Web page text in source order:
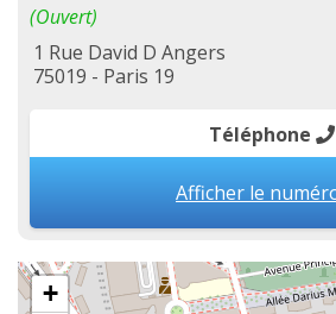
(Ouvert)
1 Rue David D Angers
75019 - Paris 19
Téléphone
Afficher le
+